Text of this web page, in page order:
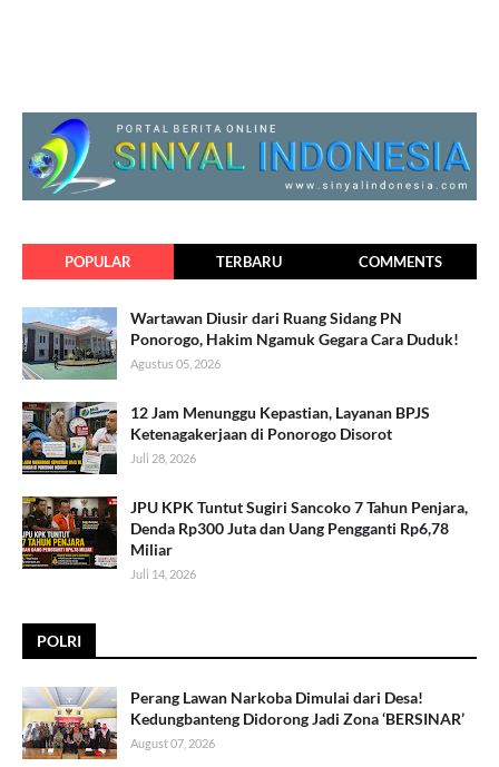
POPULAR TERBARU COMMENTS
Wartawan Diusir dari Ruang Sidang PN
Ponorogo, Hakim Ngamuk Gegara Cara Duduk!
Agustus 05, 2026
12 Jam Menunggu Kepastian, Layanan BPJS
Ketenagakerjaan di Ponorogo Disorot
Juli 28, 2026
JPU KPK Tuntut Sugiri Sancoko 7 Tahun Penjara,
Denda Rp300 Juta dan Uang Pengganti Rp6,78
Miliar
Juli 14, 2026
POLRI
Perang Lawan Narkoba Dimulai dari Desa!
Kedungbanteng Didorong Jadi Zona ‘BERSINAR’
August 07, 2026